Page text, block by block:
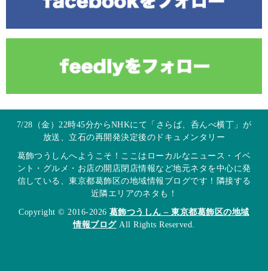
7/28（金）22時45分からNHKにて「さらば、呑んべ横丁」が
放送、立石の再開発決定後のドキュメンタリー
葛飾つうしんへようこそ！ここはローカルなニュース・イベ
ント・グルメ・お店の開店閉店情報など地元ネタを中心に発
信している、東京都葛飾区の地域情報ブログです！隣接する
近隣エリアのネタも！
Copyright © 2016-2026 葛飾つうしん – 東京都葛飾区の地域
情報ブログAll Rights Reserved.